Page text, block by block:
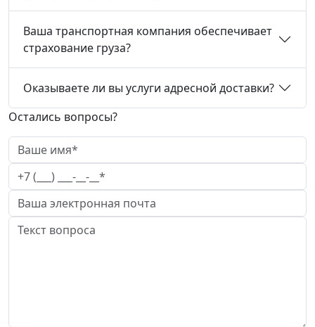
Ваша транспортная компания обеспечивает
страхование груза?
Оказываете ли вы услуги адресной доставки?
Остались вопросы?